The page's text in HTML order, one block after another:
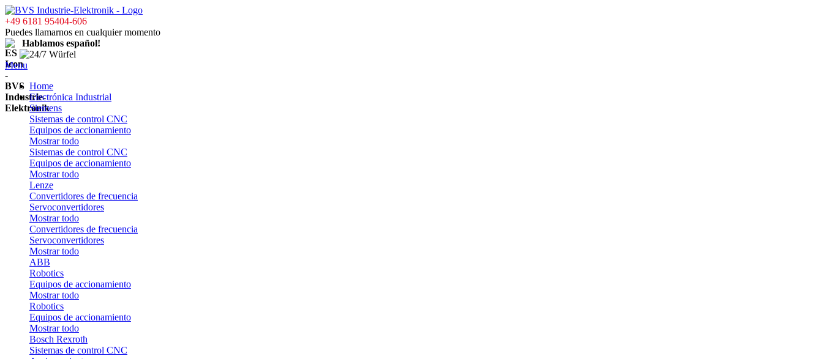
+49 6181 95404-606
Puedes llamarnos en cualquier momento
Hablamos español!
Menu
Home
Electrónica Industrial
Siemens
Sistemas de control CNC
Equipos de accionamiento
Mostrar todo
Sistemas de control CNC
Equipos de accionamiento
Mostrar todo
Lenze
Convertidores de frecuencia
Servoconvertidores
Mostrar todo
Convertidores de frecuencia
Servoconvertidores
Mostrar todo
ABB
Robotics
Equipos de accionamiento
Mostrar todo
Robotics
Equipos de accionamiento
Mostrar todo
Bosch Rexroth
Sistemas de control CNC